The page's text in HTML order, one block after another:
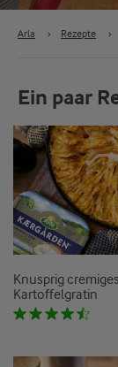
Arla › Rezepte ›
Ein paar
Knusprig cremiges
Kartoffelgratin